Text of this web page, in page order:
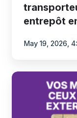
centre
profitentrepôt
May 19, 2026,
Comment